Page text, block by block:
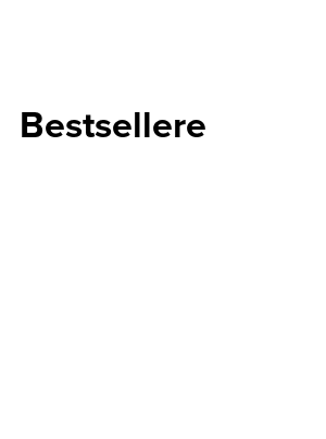
Bestsellere